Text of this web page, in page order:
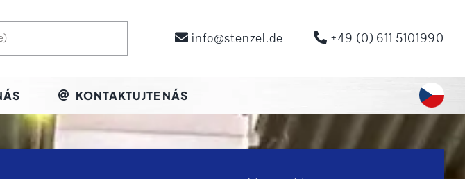
info@stenzel.de +49 (0) 611 5101990
KONTAKTUJTE NÁS